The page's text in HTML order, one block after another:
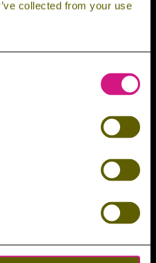
collected from your use